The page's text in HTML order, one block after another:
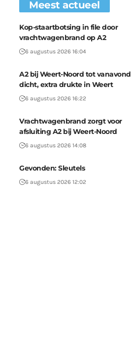
Meest actueel
Kop-staartbotsing in file door
vrachtwagenbrand op A2
6 augustus 2026 16:04
A2 bij Weert-Noord tot vanavond
dicht, extra drukte in Weert
6 augustus 2026 16:22
Vrachtwagenbrand zorgt voor
afsluiting A2 bij Weert-Noord
6 augustus 2026 14:08
Gevonden: Sleutels
6 augustus 2026 12:02